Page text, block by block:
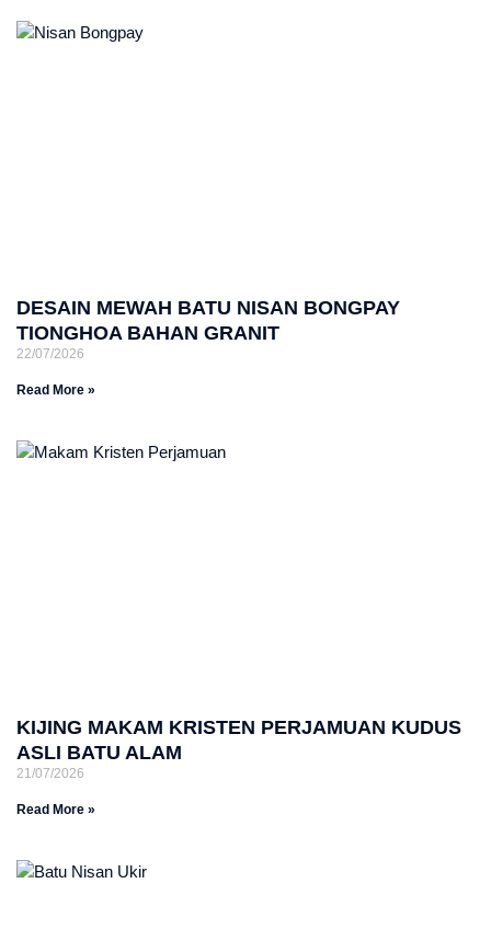
DESAIN MEWAH BATU NISAN BONGPAY
TIONGHOA BAHAN GRANIT
22/07/2026
Read More »
KIJING MAKAM KRISTEN PERJAMUAN KUDUS
ASLI BATU ALAM
21/07/2026
Read More »